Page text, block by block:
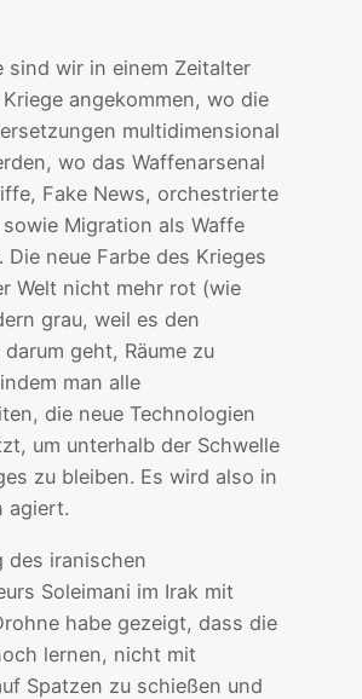
sind wir in einem Zeitalter
angekommen, wo die
multidimensional
wo das Waffenarsenal
Fake News, orchestrierte
Migration als Waffe
Die neue Farbe des Krieges
Welt nicht mehr rot (wie
grau, weil es den
geht, Räume zu
man alle
die neue Technologien
um unterhalb der Schwelle
zu bleiben. Es wird also in
agiert.
des iranischen
Soleimani im Irak mit
habe gezeigt, dass die
lernen, nicht mit
Spatzen zu schießen und